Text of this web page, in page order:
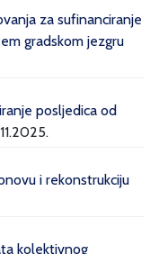
za sufinanciranje
gradskom jezgru
posljedica od
i rekonstrukciju
kolektivnog